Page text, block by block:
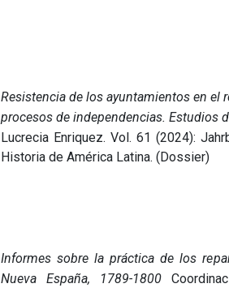
Resistencia de los ayuntamientos en
procesos de independencias. Estudios
Lucrecia Enriquez. Vol. 61 (2024):
Historia de América Latina. (Dossier)
Informes sobre la práctica de los
Nueva España, 1789-1800